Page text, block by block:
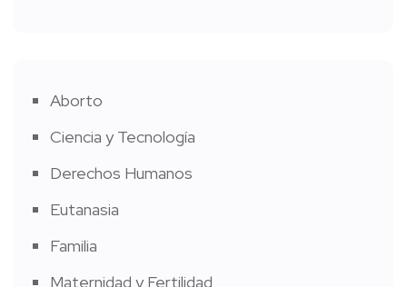
Aborto
Ciencia y Tecnología
Derechos Humanos
Eutanasia
Familia
Maternidad y Fertilidad